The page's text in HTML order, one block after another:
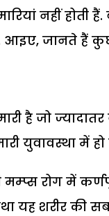
नहीं
आइए, जानते हैं कुछ
है जो
युवावस्था में
मम्प्स रोग में
यह शरीर की